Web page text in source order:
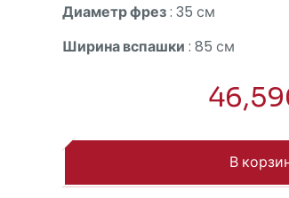
Диаметр фрез: 35 см
Ширина вспашки : 85 см
В